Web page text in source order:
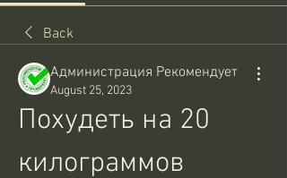
Back
Администрация Рекомендует
August 25, 2023
Похудеть на 20
килограммов